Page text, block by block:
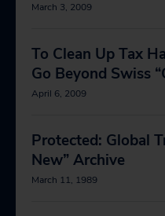
March 3, 2009
To Clean Up Tax
Go Beyond Swiss
April 6, 2009
Protected: Global
New” Archive
March 11, 1989